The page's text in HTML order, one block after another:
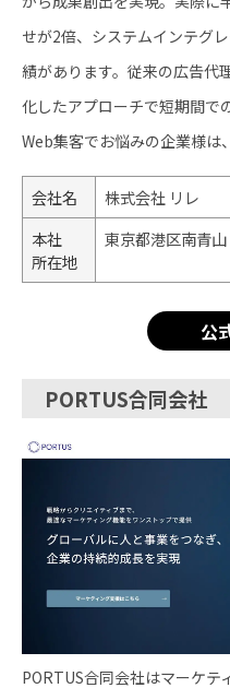
せが2倍、システムインテグ
績があります。従来の広告代
化したアプローチで短期間で
Web集客でお悩みの企業様は
会社名
株式会社 リレ
本社
所在地
東京都港区南青
公
PORTUS合同会社
PORTUS合同会社はマーケテ